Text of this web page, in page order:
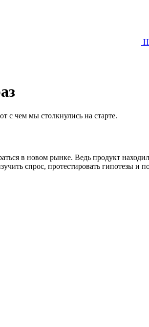
с чем мы столкнулись на старте.
в новом рынке. Ведь продукт
спрос, протестировать гипотезы и